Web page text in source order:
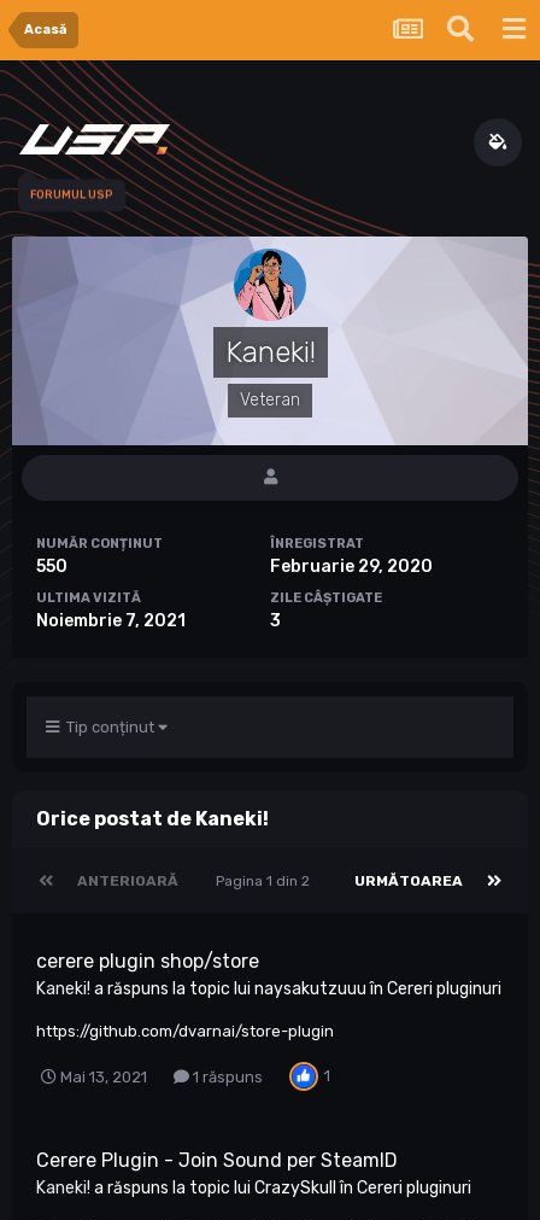
Acasă
FORUMUL USP
Kaneki!
Veteran
NUMĂR CONȚINUT
550
ÎNREGISTRAT
Februarie 29, 2020
ULTIMA VIZITĂ
Noiembrie 7, 2021
ZILE CÂȘTIGATE
3
Tip conținut
Orice postat de Kaneki!
ANTERIOARĂ URMĂTOAREA
Pagina 1 din 2
cerere plugin shop/store
Kaneki! a răspuns la topic lui naysakutzuuuîn Cereri pluginuri
https://github.com/dvarnai/store-plugin
Mai 13, 2021 1 răspuns 1
Cerere Plugin - Join Sound per SteamID
Kaneki! a răspuns la topic lui CrazySkull în Cereri pluginuri